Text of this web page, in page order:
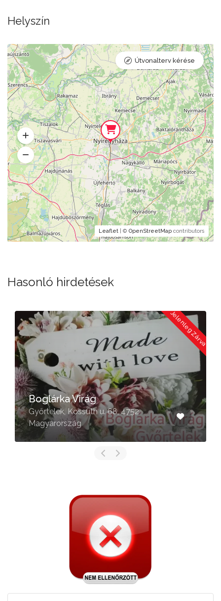
Helyszín
Leaflet | © OpenStreetMap contributors
Útvonalterv kérése
Hasonló hirdetések
Jelenleg Zárva
Boglárka Virág
Győrtelek, Kossuth u. 68, 4752
Magyarország